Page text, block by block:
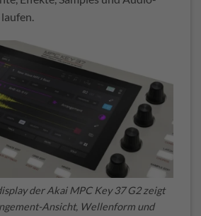
der Akai MPC Key 37 G2 zeigt
Ansicht, Wellenform und